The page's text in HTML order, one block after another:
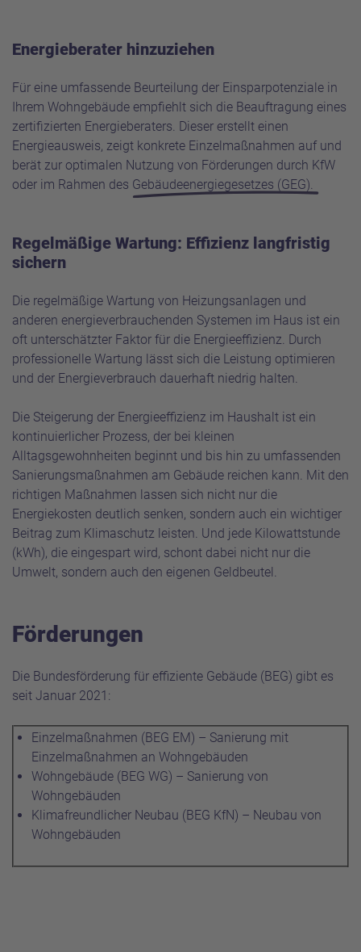
Energieberater hinzuziehen
Für eine umfassende Beurteilung der Einsparpotenziale in
Ihrem Wohngebäude empfiehlt sich die Beauftragung eines
zertifizierten Energieberaters. Dieser erstellt einen
Energieausweis, zeigt konkrete Einzelmaßnahmen auf und
berät zur optimalen Nutzung von Förderungen durch KfW
oder im Rahmen des Gebäudeenergiegesetzes (GEG).
Regelmäßige Wartung: Effizienz langfristig
sichern
Die regelmäßige Wartung von Heizungsanlagen und
anderen energieverbrauchenden Systemen im Haus ist ein
oft unterschätzter Faktor für die Energieeffizienz. Durch
professionelle Wartung lässt sich die Leistung optimieren
und der Energieverbrauch dauerhaft niedrig halten.
Die Steigerung der Energieeffizienz im Haushalt ist ein
kontinuierlicher Prozess, der bei kleinen
Alltagsgewohnheiten beginnt und bis hin zu umfassenden
Sanierungsmaßnahmen am Gebäude reichen kann. Mit den
richtigen Maßnahmen lassen sich nicht nur die
Energiekosten deutlich senken, sondern auch ein wichtiger
Beitrag zum Klimaschutz leisten. Und jede Kilowattstunde
(kWh), die eingespart wird, schont dabei nicht nur die
Umwelt, sondern auch den eigenen Geldbeutel.
Förderungen
Die Bundesförderung für effiziente Gebäude (BEG) gibt es
seit Januar 2021:
Einzelmaßnahmen (BEG EM) – Sanierung mit
Einzelmaßnahmen an Wohngebäuden
Wohngebäude (BEG WG) – Sanierung von
Wohngebäuden
Klimafreundlicher Neubau (BEG KfN) – Neubau von
Wohngebäuden